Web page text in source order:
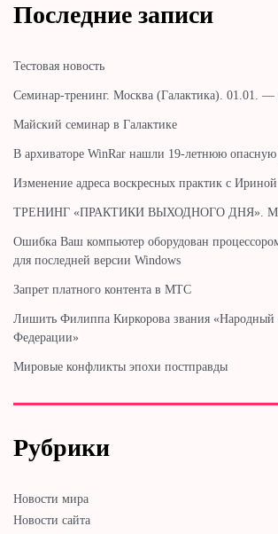
Последние записи
Тестовая новость
Cеминар-тренинг. Москва (Галактика). 01.01. —
Майский семинар в Галактике
В архиваторе WinRar нашли 19-летнюю опасную
Изменение адреса воскресных практик с
ТРЕНИНГ «ПРАКТИКИ ВЫХОДНОГО ДНЯ».
Ошибка Ваш компьютер оборудован
для последней версии Windows
Запрет платного контента в МТС
Лишить Филиппа Киркорова звания «Народный
Федерации»
Мировые конфликты эпохи постправды
Рубрики
Новости мира
Новости сайта